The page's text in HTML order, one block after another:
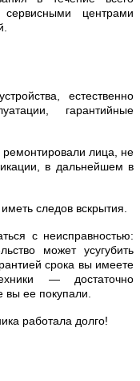
сервисными центрами
естественно
гарантийные
ремонтировали лица, не
в дальнейшем в
следов вскрытия.
с неисправностью:
может усугубить
срока вы имеете
— достаточно
вы ее покупали.
работала долго!